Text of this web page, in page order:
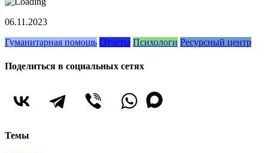
06.11.2023
Гуманитарная помощь Отчеты Психологи Ресурсный центр
Поделиться в социальных сетях
Темы